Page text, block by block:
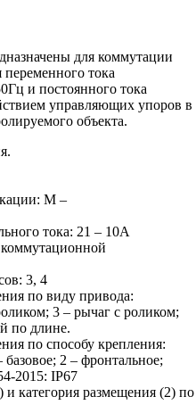
для коммутации
тока
и постоянного тока
управляющих упоров в
объекта.
М –
тока: 21 – 10А
3, 4
по виду привода:
3 – рычаг с роликом;
по длине.
по способу крепления:
2 – фронтальное;
2015: IP67
категория размещения (2) по